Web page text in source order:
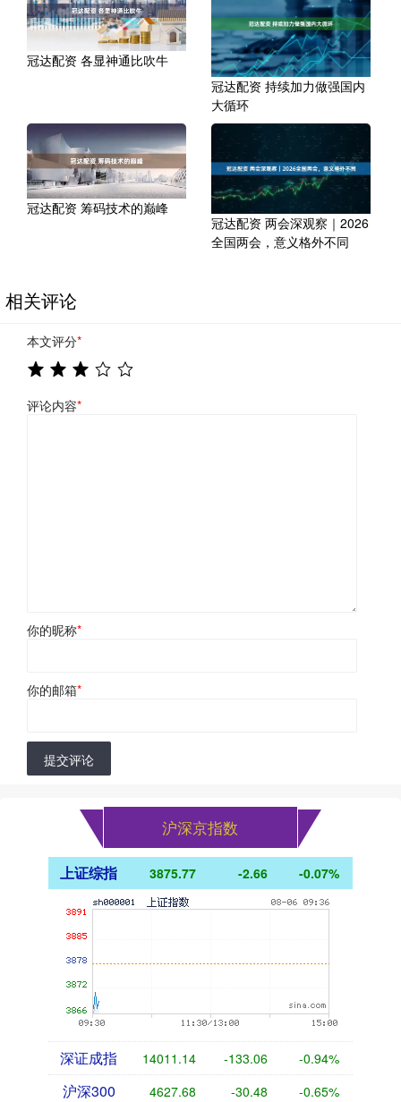
冠达配资 各显神通比吹牛
冠达配资 持续加力做强国内
大循环
冠达配资 筹码技术的巅峰
冠达配资 两会深观察｜2026
全国两会，意义格外不同
相关评论
本文评分*
评论内容*
你的昵称*
你的邮箱*
提交评论
沪深京指数
上证综指 3875.77 -2.66 -0.07%
深证成指 14011.14 -133.06 -0.94%
沪深300 4627.68 -30.48 -0.65%